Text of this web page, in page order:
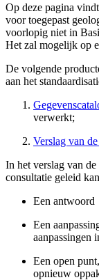
Op deze pagina
voor toegepast
voorlopig niet in
Het zal mogelijk op
De volgende
aan het
verwerkt;
Verslag van
In het verslag van
consultatie geleid
Een antwoord
Een
aanpassingen
Een open
opnieuw